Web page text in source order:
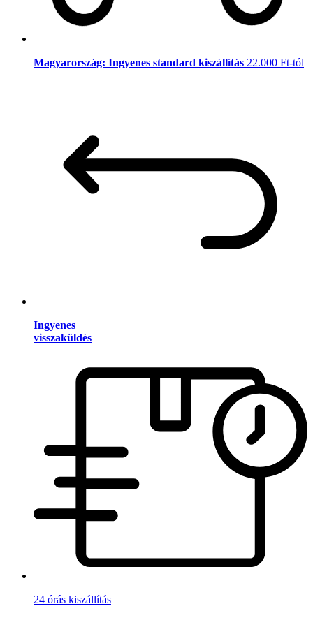
Magyarország: Ingyenes standard kiszállítás 22.000 Ft-tól
Ingyenes
visszaküldés
24 órás kiszállítás